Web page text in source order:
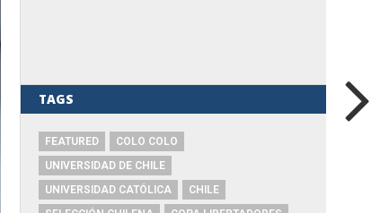
TAGS
FEATURED
COLO COLO
UNIVERSIDAD DE CHILE
UNIVERSIDAD CATÓLICA
CHILE